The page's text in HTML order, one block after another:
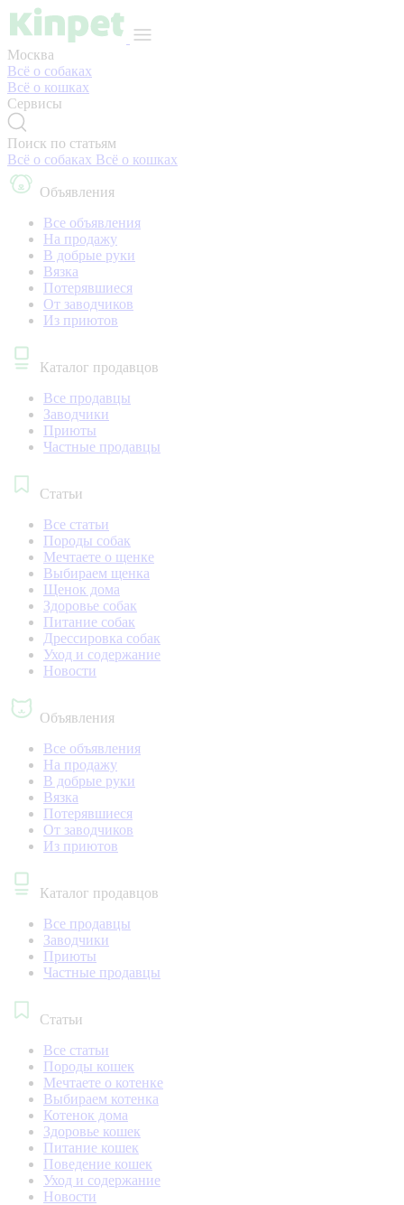
Москва
Всё о собаках
Всё о кошках
Сервисы
Поиск по статьям
Всё о собаках Всё о кошках
Объявления
Все объявления
На продажу
В добрые руки
Вязка
Потерявшиеся
От заводчиков
Из приютов
Каталог продавцов
Все продавцы
Заводчики
Приюты
Частные продавцы
Статьи
Все статьи
Породы собак
Мечтаете о щенке
Выбираем щенка
Щенок дома
Здоровье собак
Питание собак
Дрессировка собак
Уход и содержание
Новости
Объявления
Все объявления
На продажу
В добрые руки
Вязка
Потерявшиеся
От заводчиков
Из приютов
Каталог продавцов
Все продавцы
Заводчики
Приюты
Частные продавцы
Статьи
Все статьи
Породы кошек
Мечтаете о котенке
Выбираем котенка
Котенок дома
Здоровье кошек
Питание кошек
Поведение кошек
Уход и содержание
Новости